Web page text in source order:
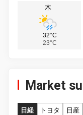
木
32°C
23°C
Market
日経 トヨタ 日産